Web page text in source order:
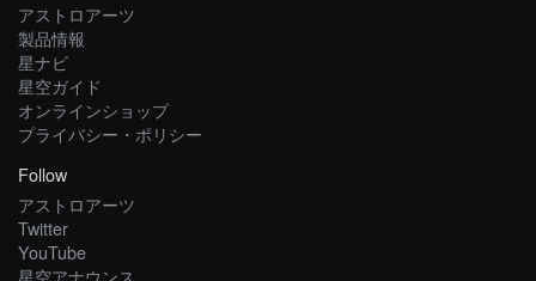
アストロアーツ
製品情報
星ナビ
星空ガイド
オンラインショップ
プライバシー・ポリシー
Follow
アストロアーツ
Twitter
YouTube
星空アナウンス